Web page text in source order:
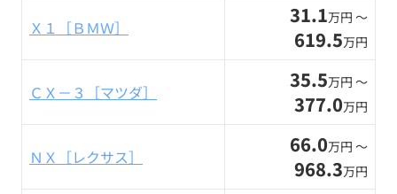
Ｘ１［ＢＭＷ］ 31.1万円 〜
619.5万円
ＣＸ－３［マツダ］ 35.5万円 〜
377.0万円
ＮＸ［レクサス］ 66.0万円 〜
968.3万円